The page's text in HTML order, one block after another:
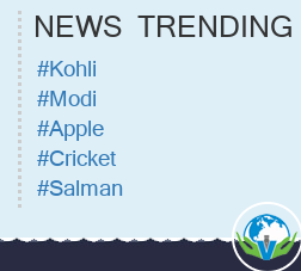
NEWS TRENDING
#Kohli
#Modi
#Apple
#Cricket
#Salman